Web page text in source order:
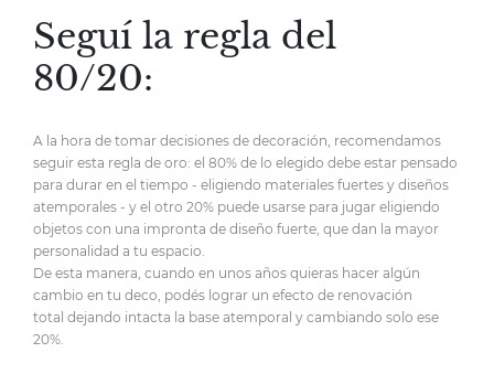
Seguí la regla del
80/20:
A la hora de tomar decisiones de decoración, recomendamos
seguir esta regla de oro: el 80% de lo elegido debe estar pensado
para durar en el tiempo - eligiendo materiales fuertes y diseños
atemporales - y el otro 20% puede usarse para jugar eligiendo
objetos con una impronta de diseño fuerte, que dan la mayor
personalidad a tu espacio.
De esta manera, cuando en unos años quieras hacer algún
cambio en tu deco, podés lograr un efecto de renovación
total dejando intacta la base atemporal y cambiando solo ese
20%.